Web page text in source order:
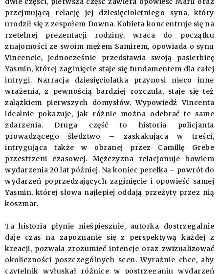
przejmującą relację jej dziesięcioletniego syna, który
urodził się z zespołem Downa. Kobieta koncentruje się na
rzetelnej prezentacji rodziny, wraca do początku
znajomości ze swoim mężem Samirem, opowiada o synu
Vincencie, jednocześnie przedstawia swoją pasierbicę
Yasmin, której zaginięcie staje się fundamentem dla całej
intrygi. Narracja dziesięciolatka przynosi nieco inne
wrażenia, z pewnością bardziej rozczula, staje się też
zalążkiem pierwszych domysłów. Wypowiedź Vincenta
idealnie pokazuje, jak różnie można odebrać te same
zdarzenia. Druga część to historia policjanta
prowadzącego śledztwo – zaskakująca w treści,
intrygująca także w obranej przez Camillę Grebe
przestrzeni czasowej. Mężczyzna relacjonuje bowiem
wydarzenia 20 lat później. Na koniec perełka – powrót do
wydarzeń poprzedzających zaginięcie i opowieść samej
Yasmin, której słowa najlepiej oddają przeżyty przez nią
koszmar.
Ta historia płynie nieśpiesznie, autorka dostrzegalnie
daje czas na zapoznanie się z perspektywą każdej z
kreacji, pozwala zrozumieć intencje oraz zwizualizować
okoliczności poszczególnych scen. Wyraźnie chce, aby
czytelnik wyłuskał różnice w postrzeganiu wydarzeń